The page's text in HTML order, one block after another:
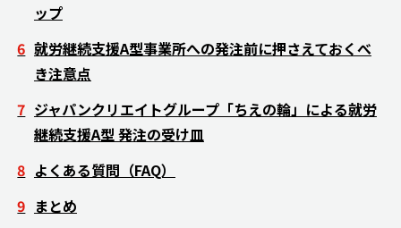
ップ
就労継続支援A型事業所への発注前に押さえておくべ
き注意点
ジャパンクリエイトグループ「ちえの輪」による就労
継続支援A型 発注の受け皿
よくある質問（FAQ）
まとめ